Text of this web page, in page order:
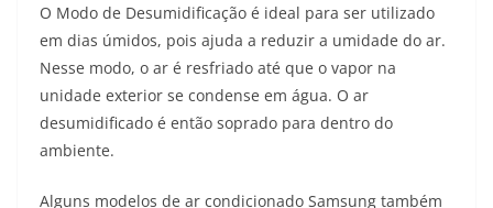
O Modo de Desumidificação é ideal para ser utilizado
em dias úmidos, pois ajuda a reduzir a umidade do ar.
Nesse modo, o ar é resfriado até que o vapor na
unidade exterior se condense em água. O ar
desumidificado é então soprado para dentro do
ambiente.
Alguns modelos de ar condicionado Samsung também